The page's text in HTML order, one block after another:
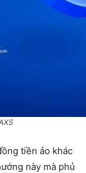
tiền ảo khác
này mà phủ